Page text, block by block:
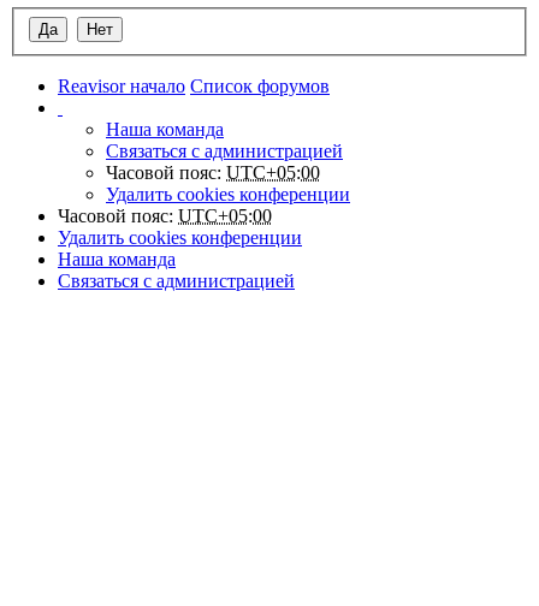
Reavisor начало Список форумов
Наша команда
Связаться с администрацией
Часовой пояс: UTC+05:00
Удалить cookies конференции
Часовой пояс: UTC+05:00
Удалить cookies конференции
Наша команда
Связаться с администрацией